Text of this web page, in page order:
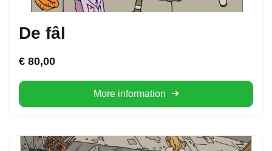
De fâl
€ 80,00
More information